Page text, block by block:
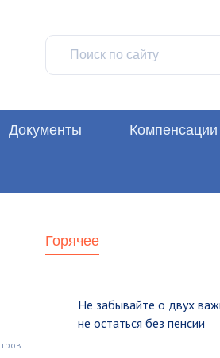
Документы Компенсации
Горячее
Не забывайте о двух
не остаться без пенсии